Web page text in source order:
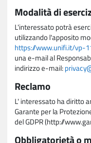
Modalità di
L'interessato potrà
utilizzando l'apposito
https://www.unifi.it/vp-
una e-mail al
indirizzo e-mail:
Reclamo
L' interessato ha diritto
Garante per la
del GDPR (http://
Obbligatorietà o